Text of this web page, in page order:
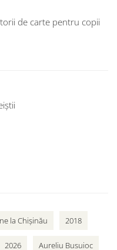
de carte pentru copii
la Chișinău 2018
2026 Aureliu Busuioc